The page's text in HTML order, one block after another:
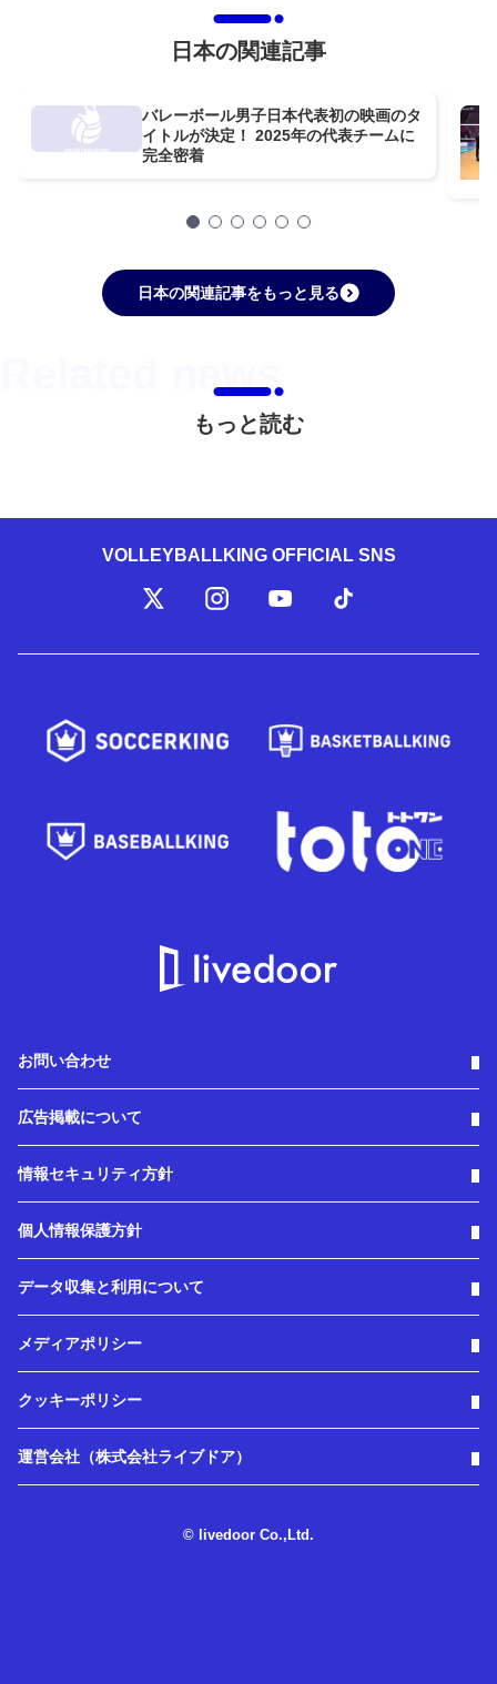
日本の関連記事
バレーボール男子日本代表初の映画のタ
イトルが決定！ 2025年の代表チームに
完全密着
日本の関連記事をもっと見る
もっと読む
VOLLEYBALLKING OFFICIAL SNS
お問い合わせ
広告掲載について
情報セキュリティ方針
個人情報保護方針
データ収集と利用について
メディアポリシー
クッキーポリシー
運営会社（株式会社ライブドア）
© livedoor Co.,Ltd.